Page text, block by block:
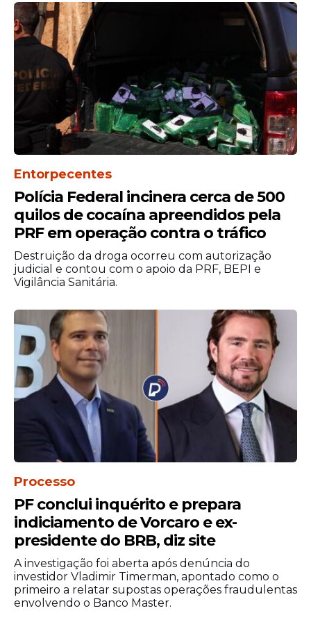
Câmeras de segurança
identificaram
Carlos Eduardo foi identificado pela Polícia
por meio das câmeras do aeroporto mas
não foi preso em flagrante.
Ao sair do aeroporto, o jovem ligou para o
Centro de Operação da Polícia Militar e
informou que havia deixado um artefato
explosivo falso no aeroporto, diz a defesa.
"No dia seguinte, ele se apresentou na sede
da Polícia Federal, mas o delegado se
recusou a ouvi-lo", afirma.
Posteriormente, a polícia pediu prisão
preventiva baseada em um risco de fuga.
"Mesmo tomando conhecimento do decreto
preventivo, por questão de boa fé, a defesa
levou ele até a sede da Polícia Federal para
Entorpecentes
Polícia Federal incinera cerca de 500
quilos de cocaína apreendidos pela
PRF em operação contra o tráfico
Destruição da droga ocorreu com autorização
judicial e contou com o apoio da PRF, BEPI e
Vigilância Sanitária.
Processo
PF conclui inquérito e prepara
indiciamento de Vorcaro e ex-
presidente do BRB, diz site
A investigação foi aberta após denúncia do
investidor Vladimir Timerman, apontado como o
primeiro a relatar supostas operações fraudulentas
envolvendo o Banco Master.